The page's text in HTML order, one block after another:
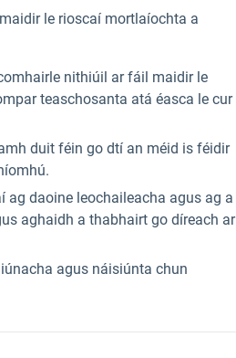
le rioscaí mortlaíochta a
nithiúil ar fáil maidir le
teaschosanta atá éasca le cur
duit féin go dtí an méid is féidir
daoine leochaileacha agus ag a
aghaidh a thabhairt go díreach ar
agus náisiúnta chun